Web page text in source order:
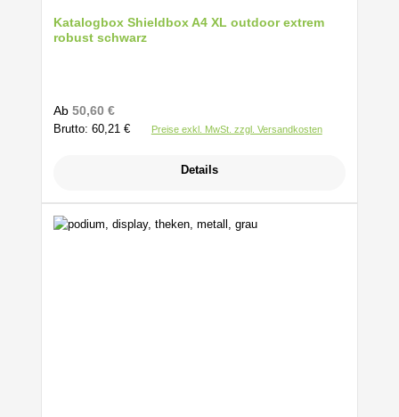
Katalogbox Shieldbox A4 XL outdoor extrem
robust schwarz
Regulärer Preis:
Ab 50,60 €
Brutto: 60,21 € Preise exkl. MwSt. zzgl. Versandkosten
Details